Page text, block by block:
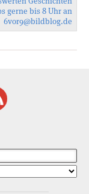
gerne bis 8 Uhr an
6vor9@bildblog.de